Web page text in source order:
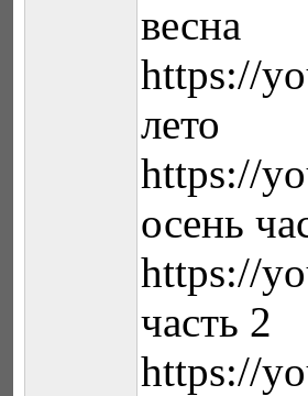
весна
https://
лето
https://
осень
https://
часть 2
https://